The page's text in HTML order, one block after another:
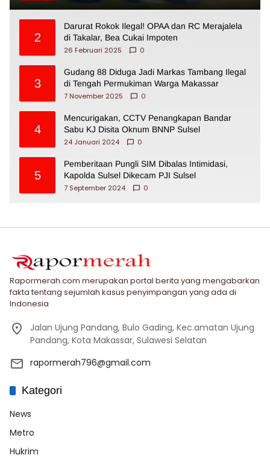
2
Darurat Rokok Ilegal! OPAA dan RC Merajalela
di Takalar, Bea Cukai Impoten
26 Februari 2025
0
3
Gudang 88 Diduga Jadi Markas Tambang Ilegal
di Tengah Permukiman Warga Makassar
7 November 2025
0
4
Mencurigakan, CCTV Penangkapan Bandar
Sabu KJ Disita Oknum BNNP Sulsel
24 Januari 2024
0
5
Pemberitaan Pungli SIM Dibalas Intimidasi,
Kapolda Sulsel Dikecam PJI Sulsel
7 September 2024
0
Rapormerah.com merupakan portal berita yang mengabarkan
fakta tentang sejumlah kasus penyimpangan yang ada di
Indonesia
Jalan Ujung Pandang, Bulo Gading, Kec.amatan Ujung
Pandang, Kota Makassar, Sulawesi Selatan
rapormerah796@gmail.com
Kategori
News
Metro
Hukrim